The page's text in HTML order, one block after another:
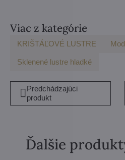
Viac z kategórie
KRIŠTÁĽOVÉ LUSTRE
Sklenené lustre hladké
Predchádzajúci
produkt
Ďalšie